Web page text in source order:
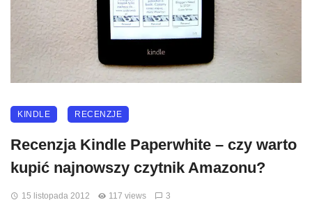
KINDLE RECENZJE
Recenzja Kindle Paperwhite – czy warto
kupić najnowszy czytnik Amazonu?
15 listopada 2012 117 views 3